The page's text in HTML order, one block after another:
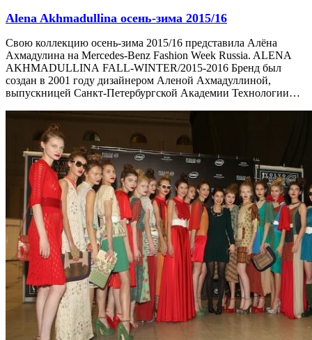
Alena Akhmadullina осень-зима 2015/16
Свою коллекцию осень-зима 2015/16 представила Алёна
Ахмадулина на Mercedes-Benz Fashion Week Russia. ALENA
AKHMADULLINA FALL-WINTER/2015-2016 Бренд был
создан в 2001 году дизайнером Аленой Ахмадуллиной,
выпускницей Санкт-Петербургской Академии Технологии…